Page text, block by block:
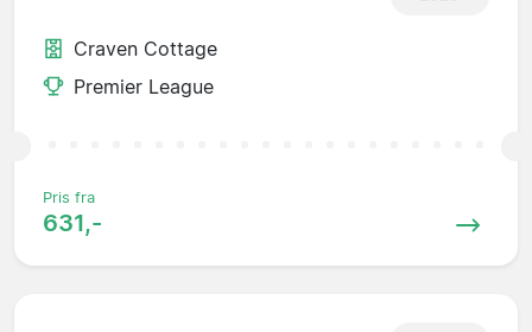
Craven Cottage
Premier League
Pris fra
631,-